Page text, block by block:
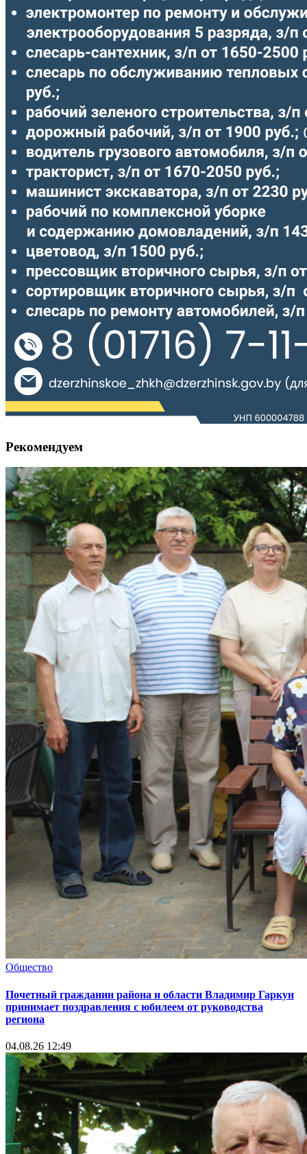
Рекомендуем
Общество
Почетный гражданин района и области Владимир Гаркун
принимает поздравления с юбилеем от руководства
региона
04.08.26 12:49